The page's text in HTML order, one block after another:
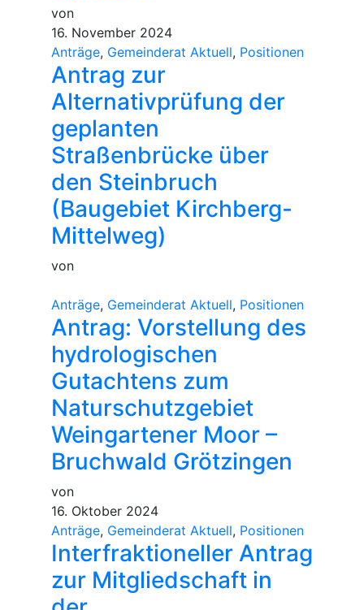
von
16. November 2024
Anträge, Gemeinderat Aktuell, Positionen
Antrag zur
Alternativprüfung der
geplanten
Straßenbrücke über
den Steinbruch
(Baugebiet Kirchberg-
Mittelweg)
von
Anträge, Gemeinderat Aktuell, Positionen
Antrag: Vorstellung des
hydrologischen
Gutachtens zum
Naturschutzgebiet
Weingartener Moor –
Bruchwald Grötzingen
von
16. Oktober 2024
Anträge, Gemeinderat Aktuell, Positionen
Interfraktioneller Antrag
zur Mitgliedschaft in